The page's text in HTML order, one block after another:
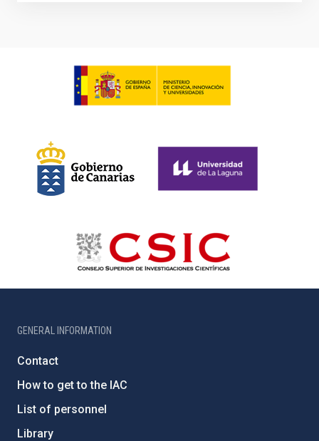
GENERAL INFORMATION
Contact
How to get to the IAC
List of personnel
Library